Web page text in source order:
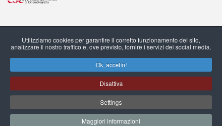
Utilizziamo cookies per garantire il corretto funzionamento del sito,
analizzare il nostro traffico e, ove previsto, fornire i servizi dei social media.
Ok, accetto!
Disattiva
Settings
Maggiori informazioni
C.F. e P.IVA 03544490273 © San Servolo srl, 2022
Governance della Privacy Cookie Policy Preferenze Cookies